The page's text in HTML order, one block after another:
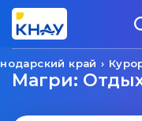
край
Магри: